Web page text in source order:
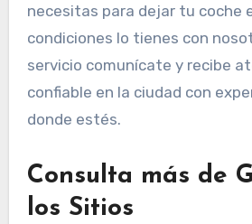
necesitas para dejar tu coche
condiciones lo tienes con
servicio comunícate y recibe
confiable en la ciudad con
donde estés.
Consulta más de
los Sitios